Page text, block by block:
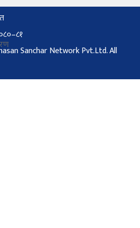
Sanchar Network Pvt.Ltd. All